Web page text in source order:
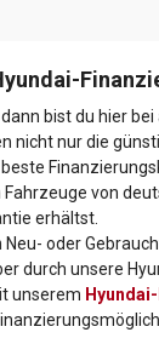
-
bist du hier
nicht nur die
von
erhältst.
Neu- oder
durch unsere
unserem Hyundai